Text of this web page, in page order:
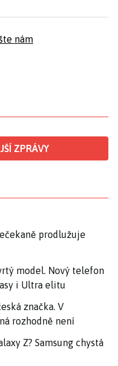
nám
ZPRÁVY
prodlužuje
model. Nový telefon
i Ultra elitu
značka. V
rozhodně není
Z? Samsung chystá